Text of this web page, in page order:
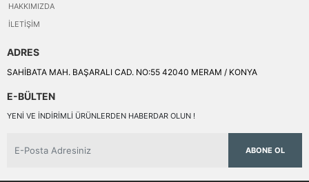
HAKKIMIZDA
İLETIŞIM
ADRES
SAHİBATA MAH. BAŞARALI CAD. NO:55 42040 MERAM / KONYA
E-BÜLTEN
YENI VE INDIRIMLI ÜRÜNLERDEN HABERDAR OLUN !
ABONE OL